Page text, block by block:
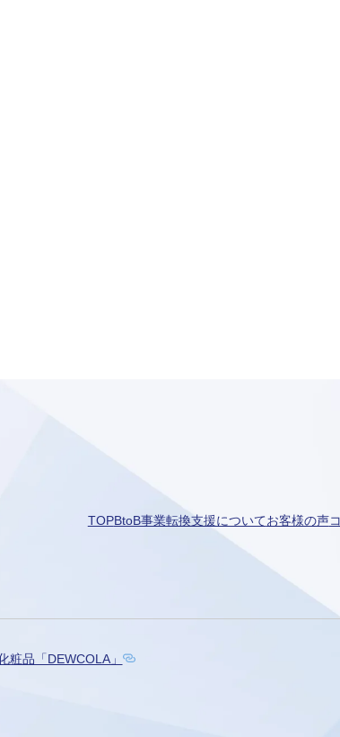
TOPBtoB事業転換支援についてお客様の声
粧品「DEWCOLA」